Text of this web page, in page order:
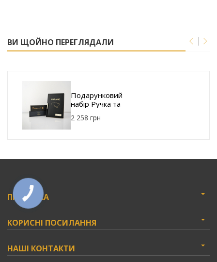
ВИ ЩОЙНО ПЕРЕГЛЯДАЛИ
Подарунковий
набір Ручка та
гравіюванням 79
2 258 грн
ПІДПИСКА
КОРИСНІ ПОСИЛАННЯ
НАШІ КОНТАКТИ